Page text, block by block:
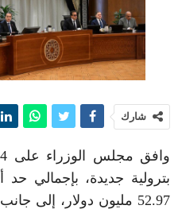
شارك
بترولية جديدة، بإجمالي حد